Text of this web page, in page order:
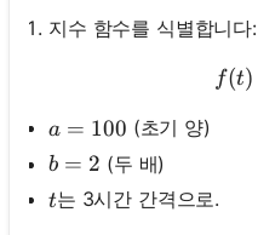
지수 함수를 식별합니다:
f(t)
a=100
a = 100 (초기 양)
b=2
b = 2 (두 배)
t
t는 3시간 간격으로.